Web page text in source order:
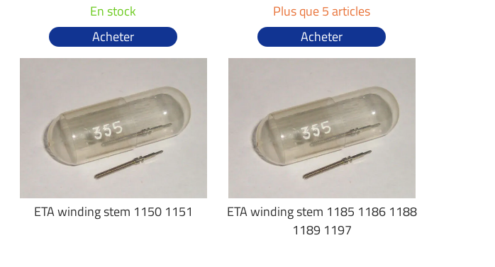
En stock
Acheter
Plus que 5 articles
Acheter
ETA winding stem 1150 1151
ETA winding stem 1185 1186 1188
1189 1197